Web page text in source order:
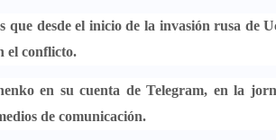
que desde el inicio de la invasión rusa de
el conflicto.
en su cuenta de Telegram, en la
de comunicación.